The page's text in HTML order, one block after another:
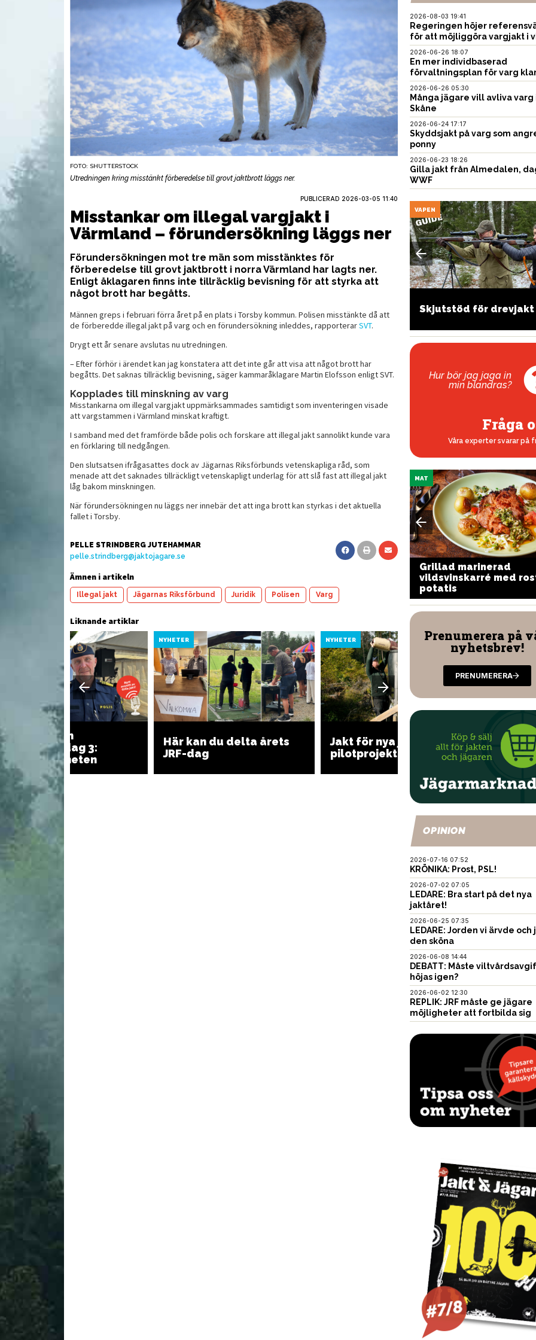
FOTO: SHUTTERSTOCK
Utredningen kring misstänkt förberedelse till grovt jaktbrott läggs ner.
PUBLICERAD 2026-03-05 11:40
Misstankar om illegal vargjakt i
Värmland – förundersökning läggs ner
Förundersökningen mot tre män som misstänktes för
förberedelse till grovt jaktbrott i norra Värmland har lagts ner.
Enligt åklagaren finns inte tillräcklig bevisning för att styrka att
något brott har begåtts.
Männen greps i februari förra året på en plats i Torsby kommun. Polisen misstänkte då att
de förberedde illegal jakt på varg och en förundersökning inleddes, rapporterarSVT.
Drygt ett år senare avslutas nu utredningen.
– Efter förhör i ärendet kan jag konstatera att det inte går att visa att något brott har
begåtts. Det saknas tillräcklig bevisning, säger kammaråklagare Martin Elofsson enligt SVT.
Kopplades till minskning av varg
Misstankarna om illegal vargjakt uppmärksammades samtidigt som inventeringen visade
att vargstammen i Värmland minskat kraftigt.
I samband med det framförde både polis och forskare att illegal jakt sannolikt kunde vara
en förklaring till nedgången.
Den slutsatsen ifrågasattes dock av Jägarnas Riksförbunds vetenskapliga råd, som
menade att det saknades tillräckligt vetenskapligt underlag för att slå fast att illegal jakt
låg bakom minskningen.
När förundersökningen nu läggs ner innebär det att inga brott kan styrkas i det aktuella
fallet i Torsby.
PELLE STRINDBERG JUTEHAMMAR
pelle.strindberg@jaktojagare.se
Ämnen i artikeln
Illegal jakt Jägarnas Riksförbund Juridik Polisen Varg
Liknande artiklar
jakt från
dag 3:
NYHETER
Här kan du delta årets
JRF-dag
NYHETER
Jakt för nya jägare i
pilotprojekt
NYHETER
vinter
2026-08-03 19:41
Regeringen höjer
för att möjliggöra vargjakt i
2026-06-26 18:07
En mer individbaserad
förvaltningsplan för varg
2026-06-26 05:30
Många jägare vill avliva varg
Skåne
2026-06-24 17:17
Skyddsjakt på varg som
ponny
2026-06-23 18:26
Gilla jakt från Almedalen,
WWF
VAPEN
Bra har blivit bättre
UTRUSTNING
kikarsikte – steg för steg
VAPEN
Skjutstöd för drevjakt
Hur bör jag jaga in
min blandras?
Fråga
Våra experter svarar på
MAT
Italiensk pastasallad med
viltkorv och fetakräm
MAT MAT
Grillad marinerad
vildsvinskarré med
potatis
Prenumerera på
nyhetsbrev!
PRENUMERERA
OPINION
2026-07-16 07:52
KRÖNIKA: Prost, PSL!
2026-07-02 07:05
LEDARE: Bra start på det nya
jaktåret!
2026-06-25 07:35
LEDARE: Jorden vi ärvde och
den sköna
2026-06-08 14:44
DEBATT: Måste
höjas igen?
2026-06-02 12:30
REPLIK: JRF måste ge jägare
möjligheter att fortbilda sig